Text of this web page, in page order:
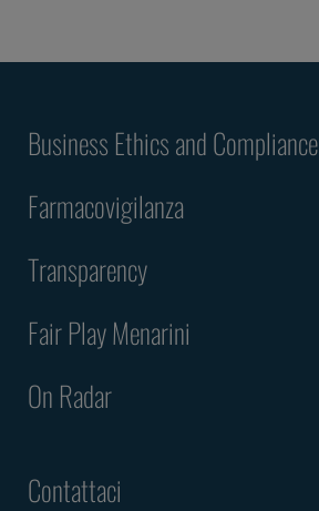
Business Ethics and Compliance
Farmacovigilanza
Transparency
Fair Play Menarini
On Radar
Contattaci